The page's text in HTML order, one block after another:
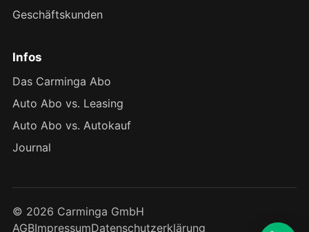
Geschäftskunden
Infos
Das Carminga Abo
Auto Abo vs. Leasing
Auto Abo vs. Autokauf
Journal
© 2026 Carminga GmbH
AGBImpressumDatenschutzerklärung